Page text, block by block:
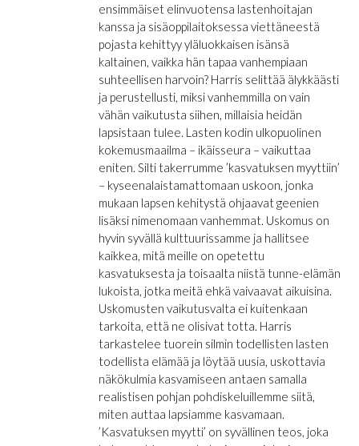
ensimmäiset elinvuotensa lastenhoitajan
kanssa ja sisäoppilaitoksessa viettäneestä
pojasta kehittyy yläluokkaisen isänsä
kaltainen, vaikka hän tapaa vanhempiaan
suhteellisen harvoin? Harris selittää älykkäästi
ja perustellusti, miksi vanhemmilla on vain
vähän vaikutusta siihen, millaisia heidän
lapsistaan tulee. Lasten kodin ulkopuolinen
kokemusmaailma – ikäisseura – vaikuttaa
eniten. Silti takerrumme ’kasvatuksen myyttiin’
– kyseenalaistamattomaan uskoon, jonka
mukaan lapsen kehitystä ohjaavat geenien
lisäksi nimenomaan vanhemmat. Uskomus on
hyvin syvällä kulttuurissamme ja hallitsee
kaikkea, mitä meille on opetettu
kasvatuksesta ja toisaalta niistä tunne-elämän
lukoista, jotka meitä ehkä vaivaavat aikuisina.
Uskomusten vaikutusvalta ei kuitenkaan
tarkoita, että ne olisivat totta. Harris
tarkastelee tuorein silmin todellisten lasten
todellista elämää ja löytää uusia, uskottavia
näkökulmia kasvamiseen antaen samalla
realistisen pohjan pohdiskeluillemme siitä,
miten auttaa lapsiamme kasvamaan.
’Kasvatuksen myytti’ on syvällinen teos, joka